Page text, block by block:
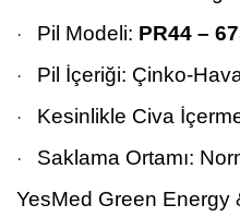
· Pil Modeli: PR44 –
· Pil İçeriği: Çinko-
· Kesinlikle Civa
·
Saklama Ortamı:
YesMed Green Energy